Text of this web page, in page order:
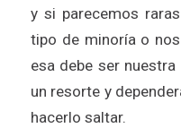
y si parecemos
tipo de minoría o
esa debe ser
un resorte y
hacerlo saltar.